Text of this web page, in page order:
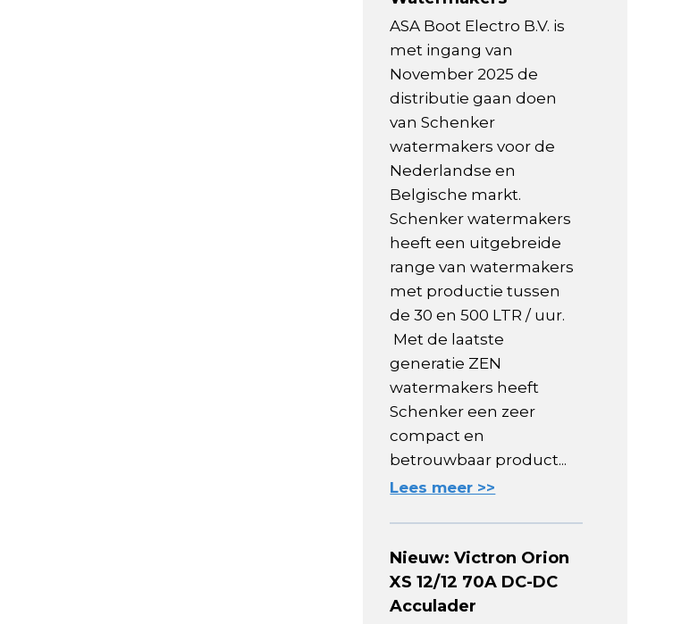
ASA Boot Electro B.V. is
met ingang van
November 2025 de
distributie gaan doen
van Schenker
watermakers voor de
Nederlandse en
Belgische markt.
Schenker watermakers
heeft een uitgebreide
range van watermakers
met productie tussen
de 30 en 500 LTR / uur.
Met de laatste
generatie ZEN
watermakers heeft
Schenker een zeer
compact en
betrouwbaar product...
Lees meer >>
Nieuw: Victron Orion
XS 12/12 70A DC-DC
Acculader